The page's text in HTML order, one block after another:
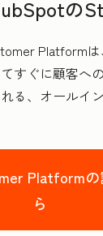
の
Platform
すぐに顧客へ
る、オールイ
Platformの
ら